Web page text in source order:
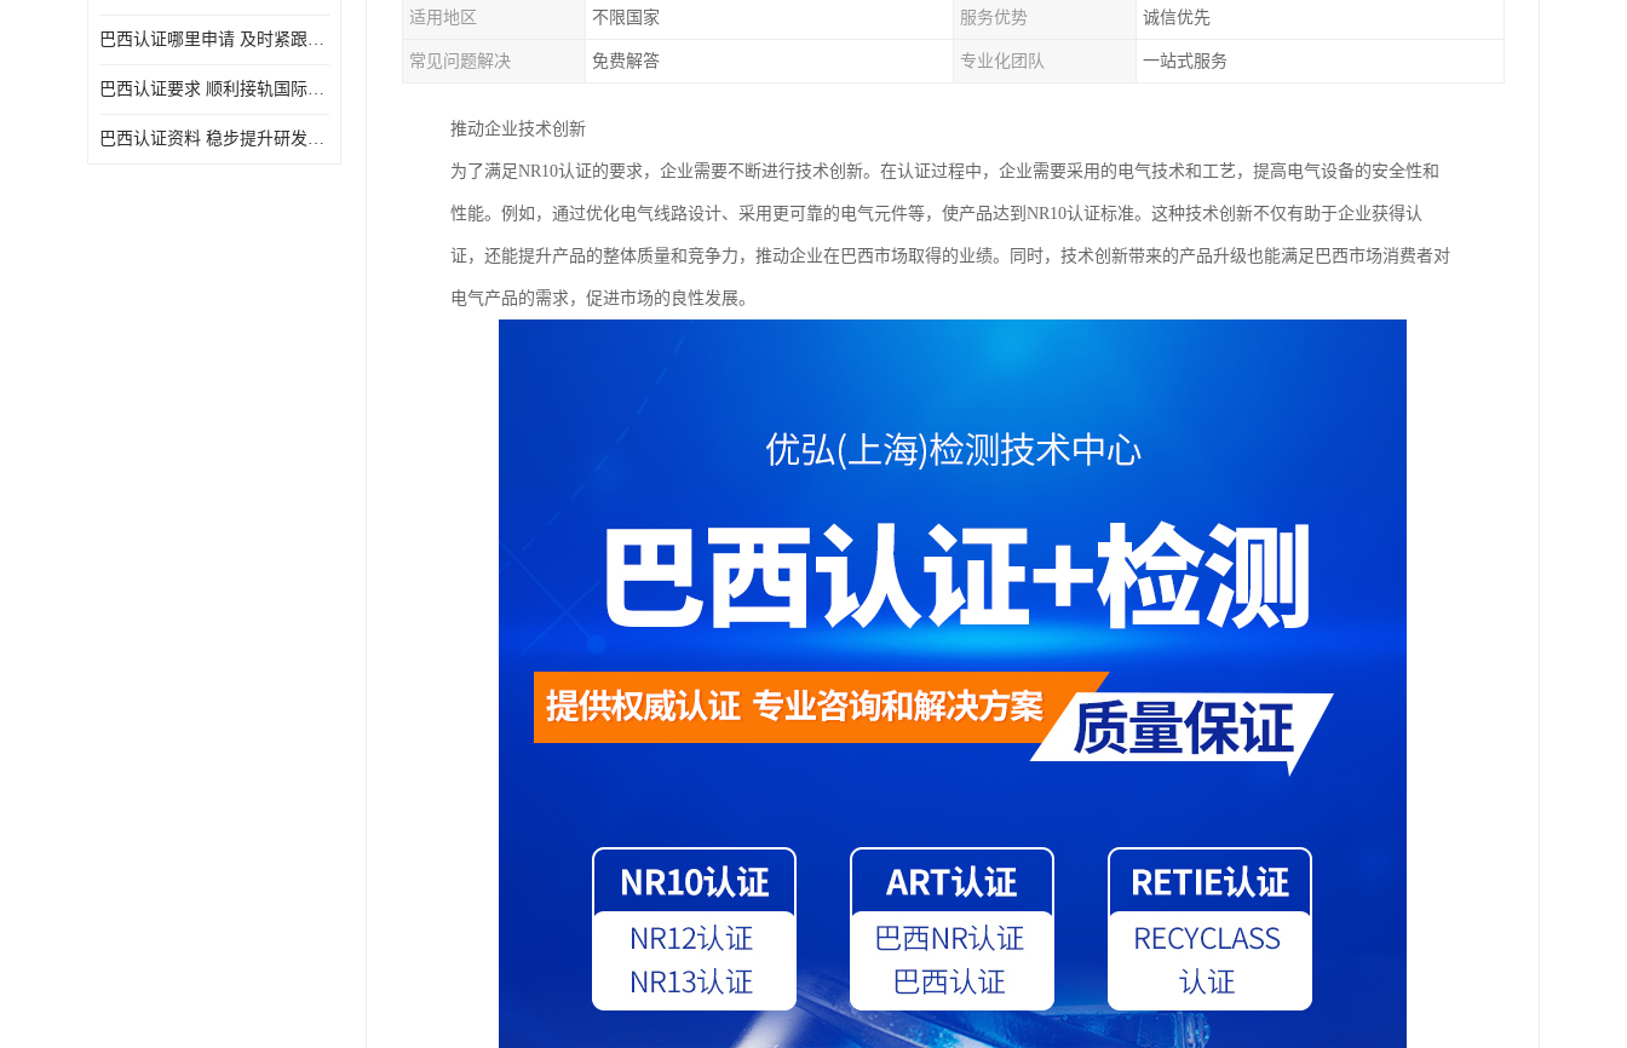
巴西认证哪里申请 及时紧跟法规变化
巴西认证要求 顺利接轨国际规范
巴西认证资料 稳步提升研发能力
适用地区 不限国家 服务优势 诚信优先
常见问题解决 免费解答 专业化团队 一站式服务
推动企业技术创新
为了满足NR10认证的要求，企业需要不断进行技术创新。在认证过程中，企业需要采用的电气技术和工艺，提高电气设备的安全性和
性能。例如，通过优化电气线路设计、采用更可靠的电气元件等，使产品达到NR10认证标准。这种技术创新不仅有助于企业获得认
证，还能提升产品的整体质量和竞争力，推动企业在巴西市场取得的业绩。同时，技术创新带来的产品升级也能满足巴西市场消费者对
电气产品的需求，促进市场的良性发展。